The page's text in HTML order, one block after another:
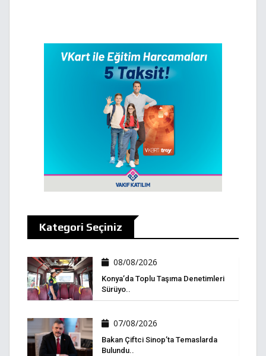
Kategori Seçiniz
08/08/2026
Konya’da Toplu Taşıma Denetimleri
Sürüyo..
07/08/2026
Bakan Çiftci Sinop’ta Temaslarda
Bulundu..